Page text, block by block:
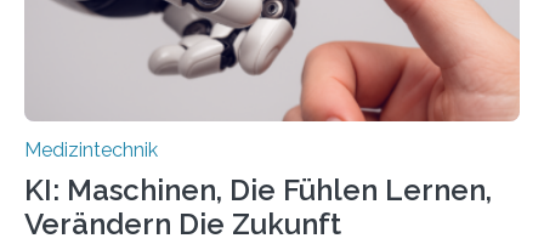
und in Notfällen selbstständig Alarm schlägt. „Die Idee
Medizintechnik
KI: Maschinen, Die Fühlen Lernen,
Verändern Die Zukunft